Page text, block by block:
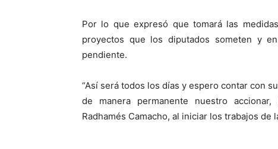
Por lo que expresó que tomará las
proyectos que los diputados someten y
pendiente.
“Así será todos los días y espero contar con
de manera permanente nuestro
Radhamés Camacho, al iniciar los trabajos